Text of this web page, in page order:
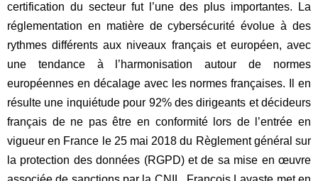
certification du secteur fut l’une des plus importantes. La
réglementation en matière de cybersécurité évolue à des
rythmes différents aux niveaux français et européen, avec
une tendance à l’harmonisation autour de normes
européennes en décalage avec les normes françaises. Il en
résulte une inquiétude pour 92% des dirigeants et décideurs
français de ne pas être en conformité lors de l’entrée en
vigueur en France le 25 mai 2018 du Règlement général sur
la protection des données (RGPD) et de sa mise en œuvre